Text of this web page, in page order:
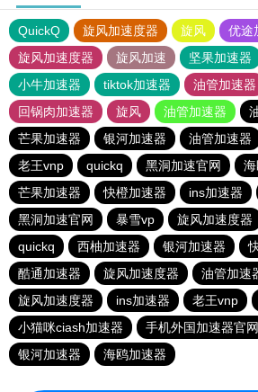
QuickQ 旋风加速度器 旋风
优途
旋风加速度器
旋风加速 坚果加速器
小牛加速器
tiktok加速器 油管加速器
回锅肉加速器
旋风 油管加速器
芒果加速器
银河加速器 油管加速器
老王vnp
quickq 黑洞加速官网
芒果加速器
快橙加速器 ins加速器
黑洞加速官网
暴雪vp 旋风加速度器
quickq
西柚加速器 银河加速器
酷通加速器
旋风加速度器 油管加速
旋风加速度器
ins加速器 老王vnp
小猫咪ciash加速器
手机外国加速器官网
银河加速器
海鸥加速器